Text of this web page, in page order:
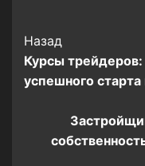
Post
Назад
Курсы
успешного